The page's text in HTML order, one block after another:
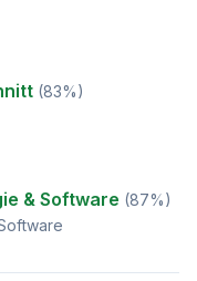
(83%)
& Software (87%)